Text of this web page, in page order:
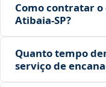
Como contratar
Atibaia‑SP?
Quanto tempo
serviço de